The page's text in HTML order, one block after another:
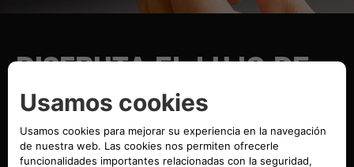
DISFRUTA EL LUJO DE
CONTROLAR CASI TODO
A DISTANCIA
Con la aplicación Fiat, gestionar algunas funciones a